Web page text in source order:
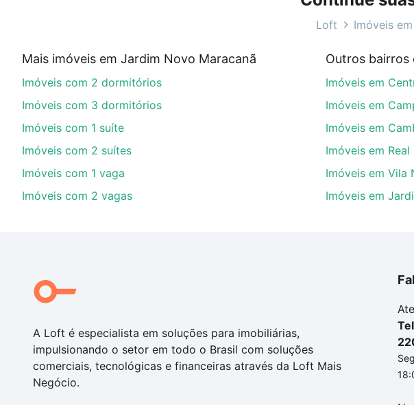
Imóveis com 2 suites à venda em Jardim Novo Maracanã, Campinas, SP
Aqui na Loft temos a oferta ideal para você, com Imóveis com 2 suites à
opções de financiamento imobiliário as parcelas podem se adequar ao
veja em nosso portal quanto custa comprar um apartamento e conte com
Loft Imóveis
Mais imóveis em Jardim Novo Maracanã
Imóveis com 2 dormitórios
Imóveis com 3 dormitórios
Imóveis com 1 suíte
Imóveis com 2 suítes
Imóveis com 1 vaga
Imóveis com 2 vagas
Outros bairros
Imóveis em
Imóveis em
Imóveis em
Imóveis em Real
Imóveis em Vila
Imóveis em
A Loft é especialista em soluções para imobiliárias,
impulsionando o setor em todo o Brasil com soluções
comerciais, tecnológicas e financeiras através da Loft Mais
Negócio.